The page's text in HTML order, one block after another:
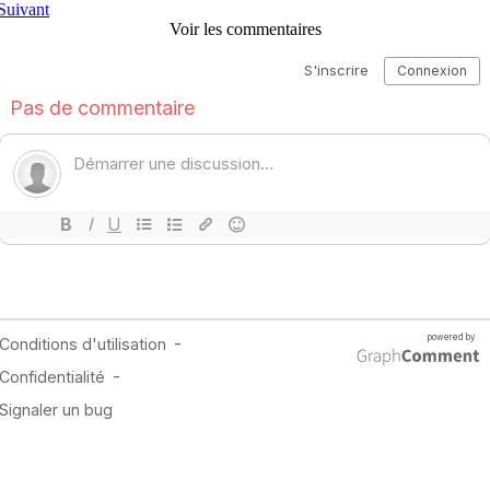
Voir les commentaires